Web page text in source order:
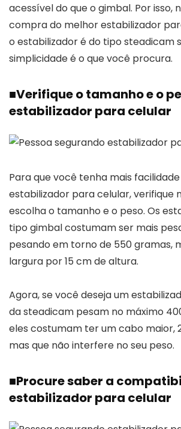
acessível do que o gimbal. Por isso,
compra do melhor estabilizador
o estabilizador é do tipo steadicam
simplicidade é o que você procura.
■Verifique o tamanho e o
estabilizador para celular
Para que você tenha mais
estabilizador para celular, verifique
escolha o tamanho e o peso. Os
tipo gimbal costumam ser mais
pesando em torno de 550 gramas,
largura por 15 cm de altura.
Agora, se você deseja um
da steadicam pesam no máximo
eles costumam ter um cabo maior,
mas que não interfere no seu peso.
■Procure saber a
estabilizador para celular